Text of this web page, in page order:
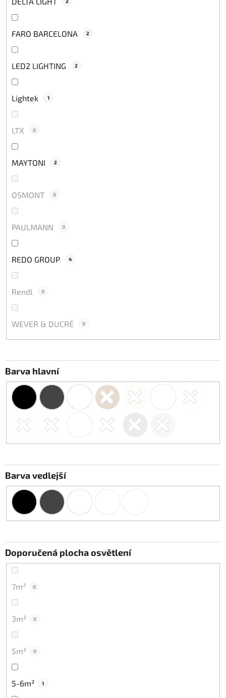
FARO BARCELONA 2
LED2 LIGHTING 2
Lightek 1
LTX 0
MAYTONI 2
OSMONT 0
PAULMANN 0
REDO GROUP 4
Rendl 0
WEVER & DUCRÉ 0
Barva hlavní
Barva vedlejší
Doporučená plocha osvětlení
7m² 0
3m² 0
5m² 0
5-6m² 1